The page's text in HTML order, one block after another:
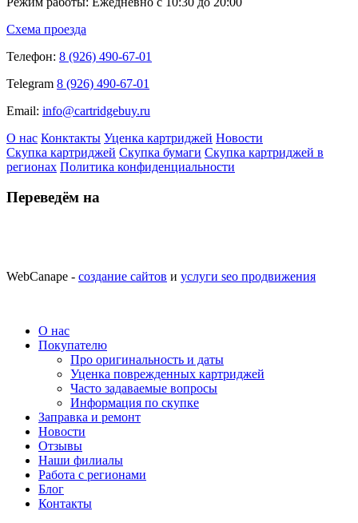
Схема проезда
Телефон: 8 (926) 490-67-01
Telegram 8 (926) 490-67-01
Email: info@cartridgebuy.ru
О нас Конктакты Уценка картриджей Новости
Скупка картриджей Скупка бумаги Скупка картриджей в
регионах Политика конфиденциальности
Переведём на
WebCanape - создание сайтов и услуги seo продвижения
О нас
Покупателю
Про оригинальность и даты
Уценка поврежденных картриджей
Часто задаваемые вопросы
Информация по скупке
Заправка и ремонт
Новости
Отзывы
Наши филиалы
Работа с регионами
Блог
Контакты